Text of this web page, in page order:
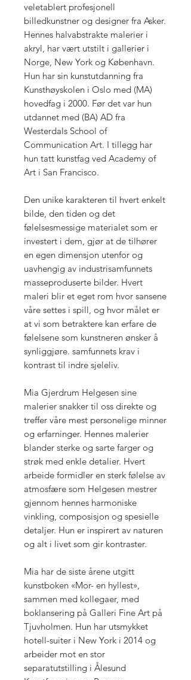
veletablert profesjonell
billedkunstner og designer fra Asker.
Hennes halvabstrakte malerier i
akryl, har vært utstilt i gallerier i
Norge, New York og København.
Hun har sin kunstutdanning fra
Kunsthøyskolen i Oslo med (MA)
hovedfag i 2000. Før det var hun
utdannet med (BA) AD fra
Westerdals School of
Communication Art. I tillegg har
hun tatt kunstfag ved Academy of
Art i San Francisco.
Den unike karakteren til hvert enkelt
bilde, den tiden og det
følelsesmessige materialet som er
investert i dem, gjør at de tilhører
en egen dimensjon utenfor og
uavhengig av industrisamfunnets
masseproduserte bilder. Hvert
maleri blir et eget rom hvor sansene
våre settes i spill, og hvor målet er
at vi som betraktere kan erfare de
følelsene som kunstneren ønsker å
synliggjøre. samfunnets krav i
kontrast til indre sjeleliv.
​Mia Gjerdrum Helgesen sine
malerier snakker til oss direkte og
treffer våre mest personelige minner
og erfarninger. Hennes malerier
blander sterke og sarte farger og
strøk med enkle detalier. Hvert
arbeide formidler en sterk følelse av
atmosfære som Helgesen mestrer
gjennom hennes harmoniske
vinkling, composisjon og spesielle
detaljer. Hun er inspirert av naturen
og alt i livet som gir kontraster.
Mia har de siste årene utgitt
kunstboken «Mor- en hyllest»,
sammen med kollegaer, med
boklansering på Galleri Fine Art på
Tjuvholmen. Hun har utsmykket
hotell-suiter i New York i 2014 og
arbeider mot en stor
separatutstilling i Ålesund